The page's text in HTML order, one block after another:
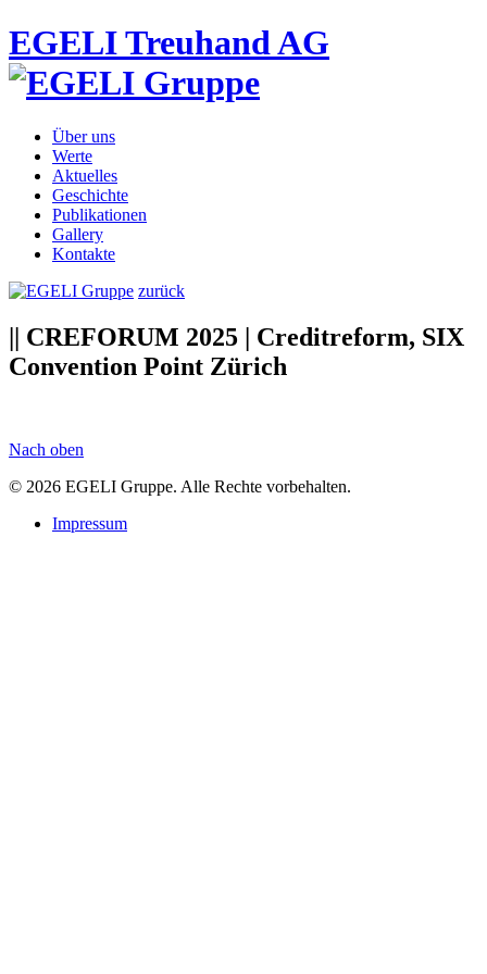
EGELI Treuhand AG
Über uns
Werte
Aktuelles
Geschichte
Publikationen
Gallery
Kontakte
zurück
|| CREFORUM 2025 | Creditreform, SIX
Convention Point Zürich
Nach oben
© 2026 EGELI Gruppe. Alle Rechte vorbehalten.
Impressum